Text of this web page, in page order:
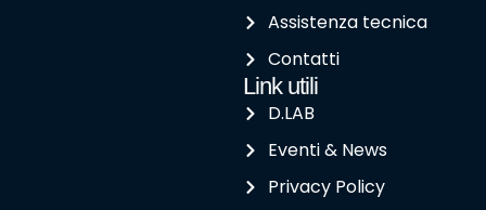
Assistenza tecnica
Contatti
Link utili
D.LAB
Eventi & News
Privacy Policy